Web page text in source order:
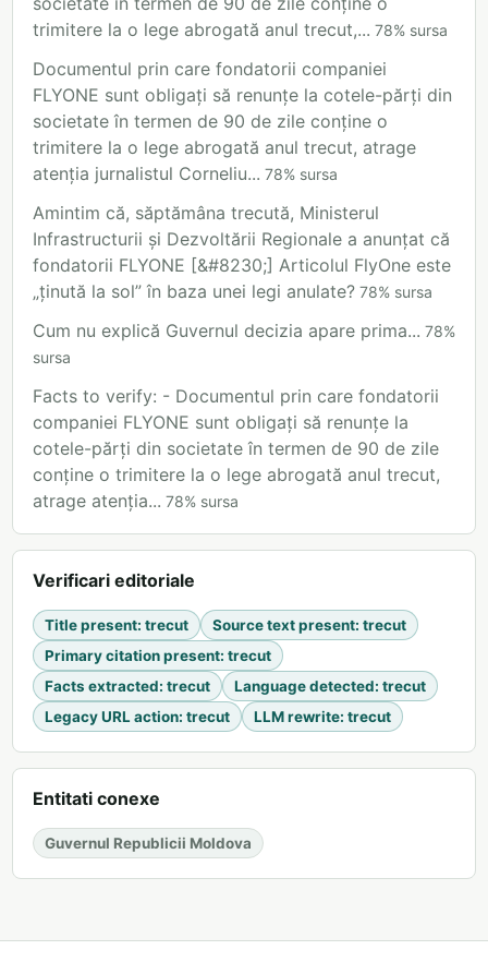
trimitere la o lege abrogată anul trecut,... 78% sursa
Documentul prin care fondatorii companiei
FLYONE sunt obligați să renunțe la cotele-părți din
societate în termen de 90 de zile conține o
trimitere la o lege abrogată anul trecut, atrage
atenția jurnalistul Corneliu... 78% sursa
Amintim că, săptămâna trecută, Ministerul
Infrastructurii și Dezvoltării Regionale a anunțat că
fondatorii FLYONE [&#8230;] Articolul FlyOne este
„ținută la sol” în baza unei legi anulate? 78% sursa
Cum nu explică Guvernul decizia apare prima... 78%
sursa
Facts to verify: - Documentul prin care fondatorii
companiei FLYONE sunt obligați să renunțe la
cotele-părți din societate în termen de 90 de zile
conține o trimitere la o lege abrogată anul trecut,
atrage atenția... 78% sursa
Verificari editoriale
Title present: trecut Source text present: trecut
Primary citation present: trecut
Facts extracted: trecut Language detected: trecut
Legacy URL action: trecut LLM rewrite: trecut
Entitati conexe
Guvernul Republicii Moldova